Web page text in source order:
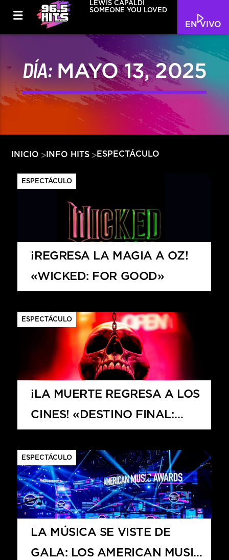
EN VIVO
LEWIS CAPALDI
SOMEONE YOU LOVED
HITS – 96.5 FM
HITS
Hits – 96.5 FM
DÍA: MAYO 13, 2025
INICIO INFO HITS ESPECTÁCULO
ESPECTÁCULO
¡REGRESA LA MAGIA A OZ!
«WICKED: FOR GOOD»
ESPECTÁCULO
¡LA MUERTE REGRESA A LOS
CINES! «DESTINO FINAL:
ESPECTÁCULO
LA MÚSICA SE VISTE DE
GALA: LOS AMERICAN MUSIC